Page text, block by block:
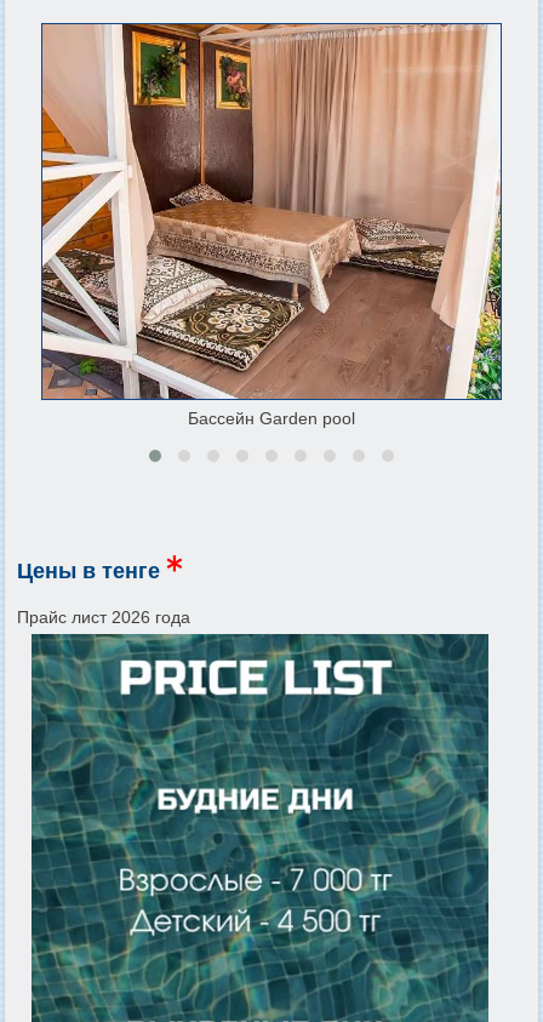
Бассейн Garden pool
Цены в тенге
Прайс лист 2026 года